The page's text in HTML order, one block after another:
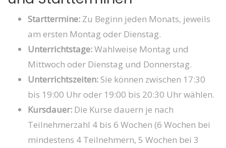
Starttermine:Zu Beginn jeden Monats, jeweils
am ersten Montag oder Dienstag.
Unterrichtstage:Wahlweise Montag und
Mittwoch oder Dienstag und Donnerstag.
Unterrichtszeiten:Sie können zwischen 17:30
bis 19:00 Uhr oder 19:00 bis 20:30 Uhr wählen.
Kursdauer:Die Kurse dauern je nach
Teilnehmerzahl 4 bis 6 Wochen (6 Wochen bei
mindestens 4 Teilnehmern, 5 Wochen bei 3